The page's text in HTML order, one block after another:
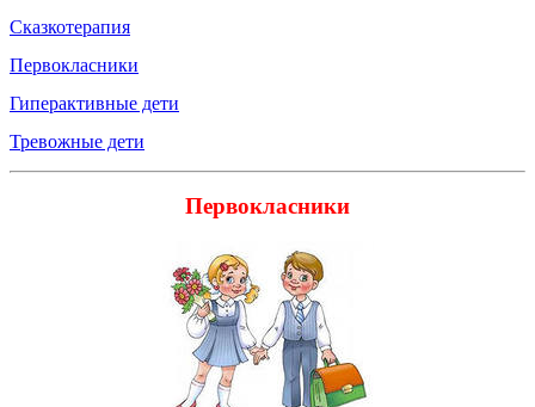
Сказкотерапия
Первокласники
Гиперактивные дети
Тревожные дети
Первокласники